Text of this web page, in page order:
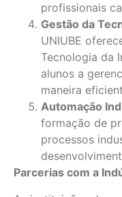
profissionais
Gestão da
UNIUBE
Tecnologia da
alunos a
maneira
Automação
formação de
processos
Parcerias com a